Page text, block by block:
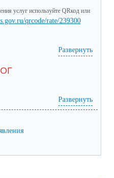
услуг используйте QRкод или
qrcode/rate/239300
Развернуть
Развернуть